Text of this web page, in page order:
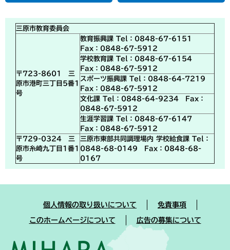
三原市教育委員会
〒723-8601 三
原市港町三丁目5番1
号
教育振興課 Tel：0848-67-6151
Fax：0848-67-5912
学校教育課 Tel：0848-67-6154
Fax：0848-67-5912
スポーツ振興課 Tel：0848-64-7219
Fax：0848-67-5912
文化課 Tel：0848-64-9234 Fax：
0848-67-5912
生涯学習課 Tel：0848-67-6147
Fax：0848-67-5912
〒729-0324 三
原市糸崎九丁目1番1
号
三原市東部共同調理場内 学校給食課 Tel：
0848-68-0149 Fax：0848-68-
0167
個人情報の取り扱いについて 免責事項
このホームページについて 広告の募集について